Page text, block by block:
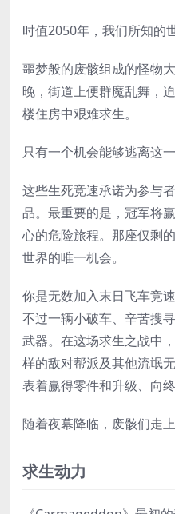
时值2050年，我们所知的
噩梦般的废骸组成的怪物
晚，街道上便群魔乱舞，
楼住房中艰难求生。
只有一个机会能够逃离这
这些生死竞速承诺为参与
品。最重要的是，冠军将
心的危险旅程。那座仅剩
世界的唯一机会。
你是无数加入末日飞车竞
不过一辆小破车、辛苦搜
武器。在这场求生之战中
样的敌对帮派及其他流氓
表着赢得零件和升级、向
随着夜幕降临，废骸们走
求生动力